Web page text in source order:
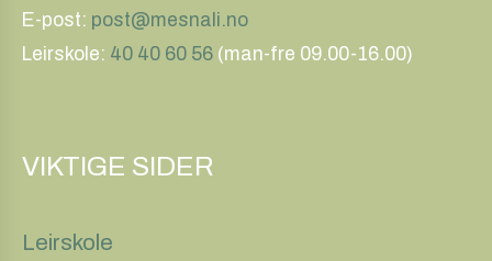
E-post: post@mesnali.no
Leirskole: 40 40 60 56 (man-fre 09.00-16.00)
VIKTIGE SIDER
Leirskole